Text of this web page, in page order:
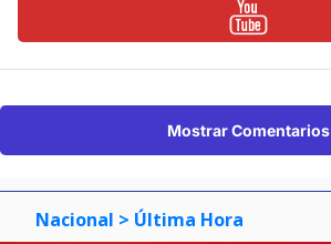
Mostrar Comentarios
Nacional > Última Hora